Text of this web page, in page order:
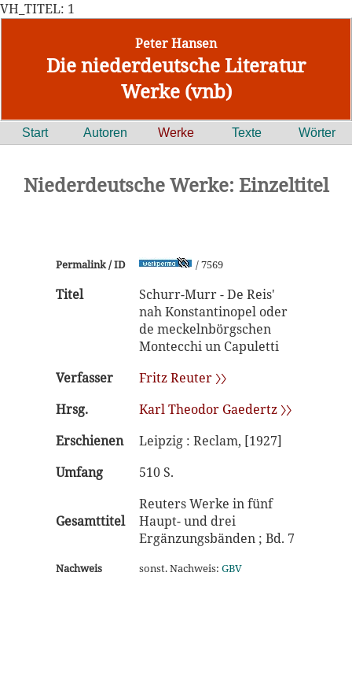
VH_TITEL: 1
Peter Hansen
Die niederdeutsche Literatur
Werke (vnb)
Start Autoren Werke Texte Wörter
Niederdeutsche Werke: Einzeltitel
Permalink / ID / 7569
Titel
Schurr-Murr - De Reis'
nah Konstantinopel oder
de meckelnbörgschen
Montecchi un Capuletti
Verfasser
Fritz Reuter 〉〉
Hrsg.
Karl Theodor Gaedertz 〉〉
Erschienen
Leipzig : Reclam, [1927]
Umfang
510 S.
Gesamttitel
Reuters Werke in fünf
Haupt- und drei
Ergänzungsbänden ; Bd. 7
Nachweis sonst. Nachweis: GBV